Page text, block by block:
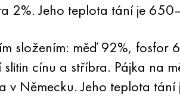
2%. Jeho teplota tání je
složením: měď 92%,
cínu a stříbra. Pájka na
v Německu. Jeho teplota